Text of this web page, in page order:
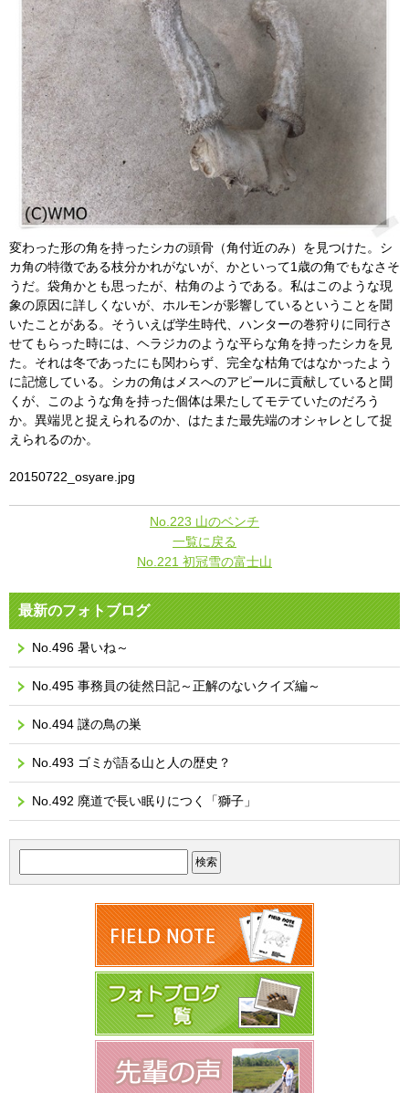
変わった形の角を持ったシカの頭骨（角付近のみ）を見つけた。シ
カ角の特徴である枝分かれがないが、かといって1歳の角でもなさそ
うだ。袋角かとも思ったが、枯角のようである。私はこのような現
象の原因に詳しくないが、ホルモンが影響しているということを聞
いたことがある。そういえば学生時代、ハンターの巻狩りに同行さ
せてもらった時には、ヘラジカのような平らな角を持ったシカを見
た。それは冬であったにも関わらず、完全な枯角ではなかったよう
に記憶している。シカの角はメスへのアピールに貢献していると聞
くが、このような角を持った個体は果たしてモテていたのだろう
か。異端児と捉えられるのか、はたまた最先端のオシャレとして捉
えられるのか。
20150722_osyare.jpg
No.223 山のベンチ
一覧に戻る
No.221 初冠雪の富士山
最新のフォトブログ
No.496 暑いね～
No.495 事務員の徒然日記～正解のないクイズ編～
No.494 謎の鳥の巣
No.493 ゴミが語る山と人の歴史？
No.492 廃道で長い眠りにつく「獅子」